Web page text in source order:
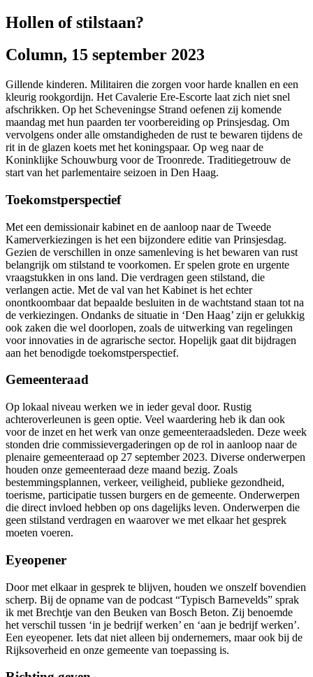
Hollen of stilstaan?
Column, 15 september 2023
Gillende kinderen. Militairen die zorgen voor harde knallen en een
kleurig rookgordijn. Het Cavalerie Ere-Escorte laat zich niet snel
afschrikken. Op het Scheveningse Strand oefenen zij komende
maandag met hun paarden ter voorbereiding op Prinsjesdag. Om
vervolgens onder alle omstandigheden de rust te bewaren tijdens de
rit in de glazen koets met het koningspaar. Op weg naar de
Koninklijke Schouwburg voor de Troonrede. Traditiegetrouw de
start van het parlementaire seizoen in Den Haag.
Toekomstperspectief
Met een demissionair kabinet en de aanloop naar de Tweede
Kamerverkiezingen is het een bijzondere editie van Prinsjesdag.
Gezien de verschillen in onze samenleving is het bewaren van rust
belangrijk om stilstand te voorkomen. Er spelen grote en urgente
vraagstukken in ons land. Die verdragen geen stilstand, die
verlangen actie. Met de val van het Kabinet is het echter
onontkoombaar dat bepaalde besluiten in de wachtstand staan tot na
de verkiezingen. Ondanks de situatie in ‘Den Haag’ zijn er gelukkig
ook zaken die wel doorlopen, zoals de uitwerking van regelingen
voor innovaties in de agrarische sector. Hopelijk gaat dit bijdragen
aan het benodigde toekomstperspectief.
Gemeenteraad
Op lokaal niveau werken we in ieder geval door. Rustig
achteroverleunen is geen optie. Veel waardering heb ik dan ook
voor de inzet en het werk van onze gemeenteraadsleden. Deze week
stonden drie commissievergaderingen op de rol in aanloop naar de
plenaire gemeenteraad op 27 september 2023. Diverse onderwerpen
houden onze gemeenteraad deze maand bezig. Zoals
bestemmingsplannen, verkeer, veiligheid, publieke gezondheid,
toerisme, participatie tussen burgers en de gemeente. Onderwerpen
die direct invloed hebben op ons dagelijks leven. Onderwerpen die
geen stilstand verdragen en waarover we met elkaar het gesprek
moeten voeren.
Eyeopener
Door met elkaar in gesprek te blijven, houden we onszelf bovendien
scherp. Bij de opname van de podcast “Typisch Barnevelds” sprak
ik met Brechtje van den Beuken van Bosch Beton. Zij benoemde
het verschil tussen ‘in je bedrijf werken’ en ‘aan je bedrijf werken’.
Een eyeopener. Iets dat niet alleen bij ondernemers, maar ook bij de
Rijksoverheid en onze gemeente van toepassing is.